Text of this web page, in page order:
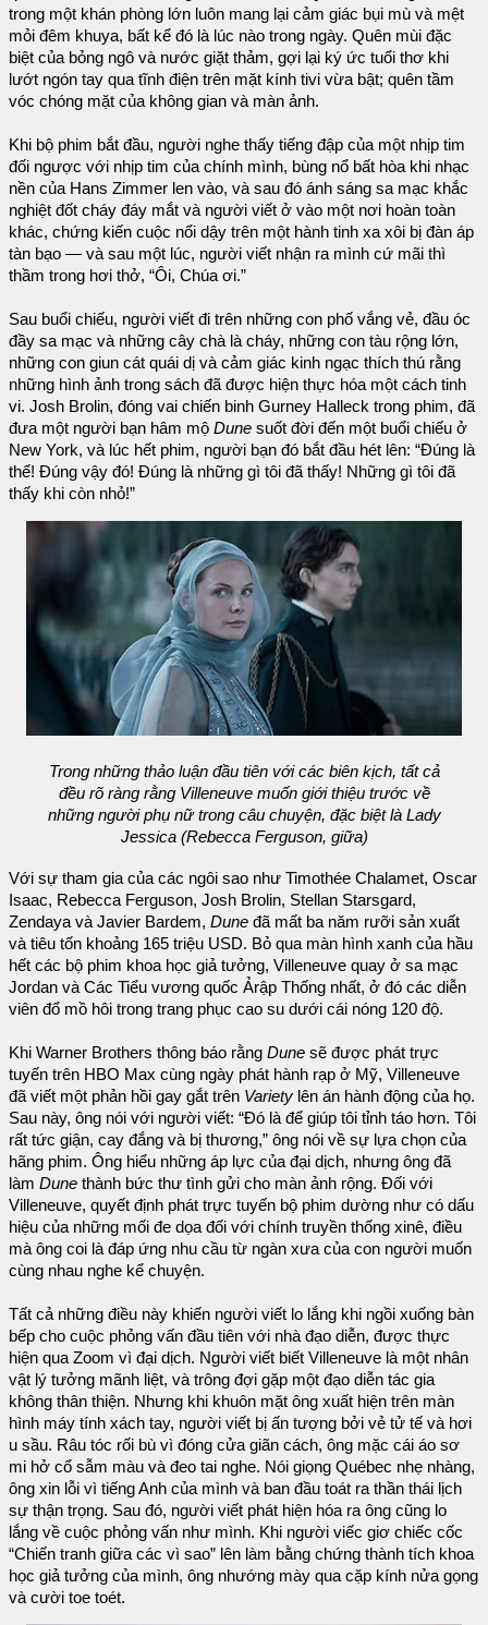
trong một khán phòng lớn luôn mang lại cảm giác bụi mù và mệt
mỏi đêm khuya, bất kể đó là lúc nào trong ngày. Quên mùi đặc
biệt của bỏng ngô và nước giặt thảm, gợi lại ký ức tuổi thơ khi
lướt ngón tay qua tĩnh điện trên mặt kính tivi vừa bật; quên tầm
vóc chóng mặt của không gian và màn ảnh.
Khi bộ phim bắt đầu, người nghe thấy tiếng đập của một nhịp tim
đối ngược với nhịp tim của chính mình, bùng nổ bất hòa khi nhạc
nền của Hans Zimmer len vào, và sau đó ánh sáng sa mạc khắc
nghiệt đốt cháy đáy mắt và người viết ở vào một nơi hoàn toàn
khác, chứng kiến cuộc nổi dậy trên một hành tinh xa xôi bị đàn áp
tàn bạo — và sau một lúc, người viết nhận ra mình cứ mãi thì
thầm trong hơi thở, “Ôi, Chúa ơi.”
Sau buổi chiếu, người viết đi trên những con phố vắng vẻ, đầu óc
đầy sa mạc và những cây chà là cháy, những con tàu rộng lớn,
những con giun cát quái dị và cảm giác kinh ngạc thích thú rằng
những hình ảnh trong sách đã được hiện thực hóa một cách tinh
vi. Josh Brolin, đóng vai chiến binh Gurney Halleck trong phim, đã
đưa một người bạn hâm mộ Dune suốt đời đến một buổi chiếu ở
New York, và lúc hết phim, người bạn đó bắt đầu hét lên: “Đúng là
thế! Đúng vậy đó! Đúng là những gì tôi đã thấy! Những gì tôi đã
thấy khi còn nhỏ!”
Trong những thảo luận đầu tiên với các biên kịch, tất cả
đều rõ ràng rằng Villeneuve muốn giới thiệu trước về
những người phụ nữ trong câu chuyện, đặc biệt là Lady
Jessica (Rebecca Ferguson, giữa)
Với sự tham gia của các ngôi sao như Timothée Chalamet, Oscar
Isaac, Rebecca Ferguson, Josh Brolin, Stellan Starsgard,
Zendaya và Javier Bardem, Dune đã mất ba năm rưỡi sản xuất
và tiêu tốn khoảng 165 triệu USD. Bỏ qua màn hình xanh của hầu
hết các bộ phim khoa học giả tưởng, Villeneuve quay ở sa mạc
Jordan và Các Tiểu vương quốc Ảrập Thống nhất, ở đó các diễn
viên đổ mồ hôi trong trang phục cao su dưới cái nóng 120 độ.
Khi Warner Brothers thông báo rằng Dune sẽ được phát trực
tuyến trên HBO Max cùng ngày phát hành rạp ở Mỹ, Villeneuve
đã viết một phản hồi gay gắt trên Variety lên án hành động của họ.
Sau này, ông nói với người viết: “Đó là để giúp tôi tỉnh táo hơn. Tôi
rất tức giận, cay đắng và bị thương,” ông nói về sự lựa chọn của
hãng phim. Ông hiểu những áp lực của đại dịch, nhưng ông đã
làm Dune thành bức thư tình gửi cho màn ảnh rộng. Đối với
Villeneuve, quyết định phát trực tuyến bộ phim dường như có dấu
hiệu của những mối đe dọa đối với chính truyền thống xinê, điều
mà ông coi là đáp ứng nhu cầu từ ngàn xưa của con người muốn
cùng nhau nghe kể chuyện.
Tất cả những điều này khiến người viết lo lắng khi ngồi xuống bàn
bếp cho cuộc phỏng vấn đầu tiên với nhà đạo diễn, được thực
hiện qua Zoom vì đại dịch. Người viết biết Villeneuve là một nhân
vật lý tưởng mãnh liệt, và trông đợi gặp một đạo diễn tác gia
không thân thiện. Nhưng khi khuôn mặt ông xuất hiện trên màn
hình máy tính xách tay, người viết bị ấn tượng bởi vẻ tử tế và hơi
u sầu. Râu tóc rối bù vì đóng cửa giãn cách, ông mặc cái áo sơ
mi hở cổ sẫm màu và đeo tai nghe. Nói giọng Québec nhẹ nhàng,
ông xin lỗi vì tiếng Anh của mình và ban đầu toát ra thần thái lịch
sự thận trọng. Sau đó, người viết phát hiện hóa ra ông cũng lo
lắng về cuộc phỏng vấn như mình. Khi người viếc giơ chiếc cốc
“Chiến tranh giữa các vì sao” lên làm bằng chứng thành tích khoa
học giả tưởng của mình, ông nhướng mày qua cặp kính nửa gọng
và cười toe toét.